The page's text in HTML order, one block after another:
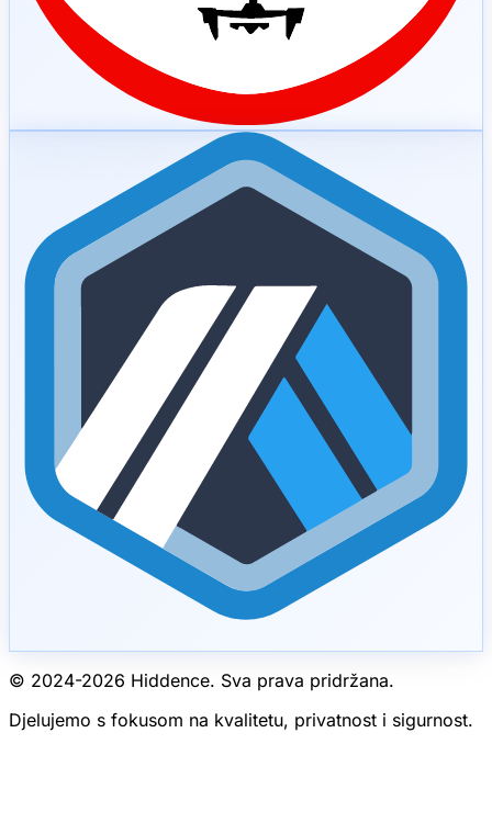
© 2024-2026 Hiddence. Sva prava pridržana.
Djelujemo s fokusom na kvalitetu, privatnost i sigurnost.